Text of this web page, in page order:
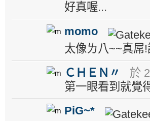
好真喔...
momo
太像ㄌ八~~真屌
ＣＨＥＮ〃
於
第一眼看到就覺
PiG~*